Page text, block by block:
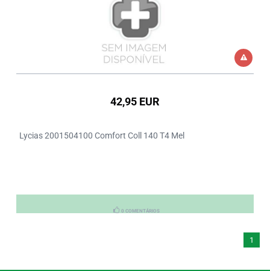
42,95 EUR
Lycias 2001504100 Comfort Coll 140 T4 Mel
0 COMENTÁRIOS
1